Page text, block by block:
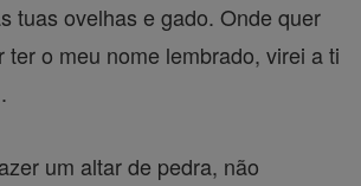
tuas ovelhas e gado. Onde quer
ter o meu nome lembrado, virei a ti
um altar de pedra, não